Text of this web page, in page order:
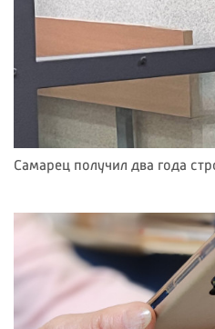
Самарец получил два года